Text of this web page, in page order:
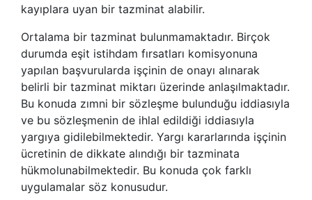
kayıplara uyan bir tazminat alabilir.
Ortalama bir tazminat bulunmamaktadır. Birçok
durumda eşit istihdam fırsatları komisyonuna
yapılan başvurularda işçinin de onayı alınarak
belirli bir tazminat miktarı üzerinde anlaşılmaktadır.
Bu konuda zımni bir sözleşme bulunduğu iddiasıyla
ve bu sözleşmenin de ihlal edildiği iddiasıyla
yargıya gidilebilmektedir. Yargı kararlarında işçinin
ücretinin de dikkate alındığı bir tazminata
hükmolunabilmektedir. Bu konuda çok farklı
uygulamalar söz konusudur.